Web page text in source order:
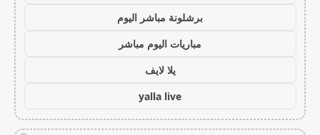
برشلونة مباشر اليوم
مباريات اليوم مباشر
يلا لايف
yalla live